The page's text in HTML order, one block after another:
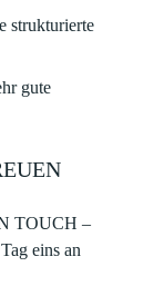
strukturierte
gute
TOUCH –
eins an